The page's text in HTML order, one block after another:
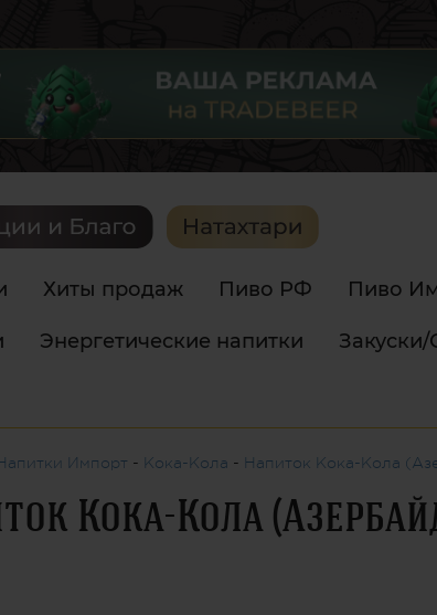
Хиты продаж Пиво РФ Пиво
Энергетические напитки
Импорт - Кока-Кола - Напиток Кока-Кола
Кока-Кола